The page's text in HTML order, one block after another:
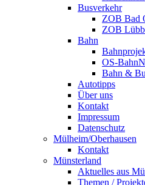
Busverkehr
ZOB Bad
ZOB
Bahn
OS-
Bahn &
Autotipps
Über uns
Kontakt
Impressum
Datenschutz
Mülheim/Oberhausen
Kontakt
Münsterland
Aktuelles aus
Themen /